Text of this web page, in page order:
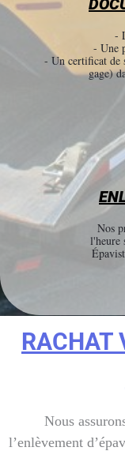
-
- Une
- Un certificat de
gage)
Nos
l'heure
RACHAT
Nous
l’enlèvement